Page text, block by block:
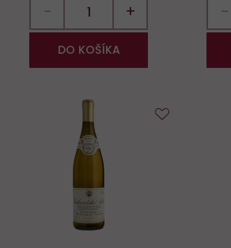
− +
DO KOŠÍKA
−